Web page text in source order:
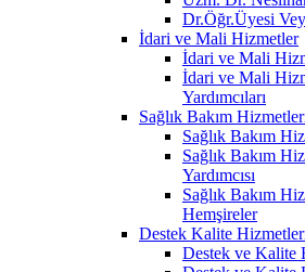
Dr.Öğr.Üyesi
İdari ve Mali Hizmetler
İdari ve Mali
İdari ve Mali
Yardımcıları
Sağlık Bakım
Sağlık Bakım
Sağlık Bakım
Yardımcısı
Sağlık Bakım
Hemşireler
Destek Kalite
Destek ve Kalite